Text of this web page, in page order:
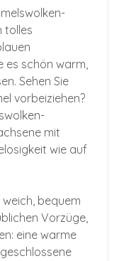
tolles
es schön warm,
Sehen Sie
vorbeiziehen?
mit
wie auf
bequem
Vorzüge,
eine warme